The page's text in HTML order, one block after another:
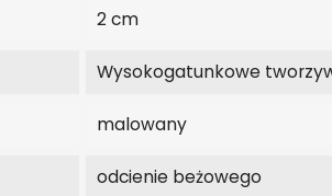
2 cm
Wysokogatunkowe
malowany
odcienie beżowego